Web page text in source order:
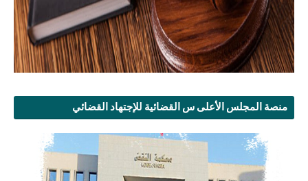
منصة المجلس الأعلى س القضائية للإجتهاد القضائي